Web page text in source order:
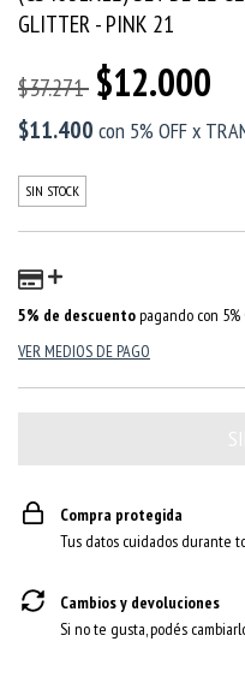
GLITTER - PINK 21
$37.271 $12.000
$11.400 con 5% OFF x
SIN STOCK
5% de descuentopagando con 5%
VER MEDIOS DE PAGO
Compra protegida
Tus datos cuidados durante
Cambios y devoluciones
Si no te gusta, podés